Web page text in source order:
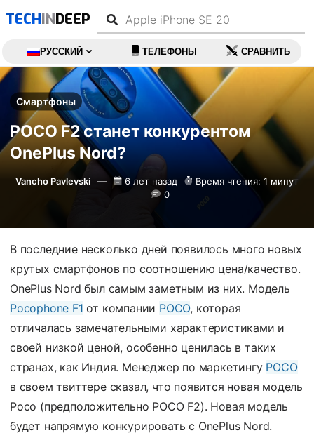
TECHINDEEP
РУССКИЙ ТЕЛЕФОНЫ СРАВНИТЬ
Смартфоны
POCO F2 станет конкурентом
OnePlus Nord?
Vancho Pavlevski 6 лет назад
Время чтения: 1 минут
0
В последние несколько дней появилось много новых
крутых смартфонов по соотношению цена/качество.
OnePlus Nord был самым заметным из них. Модель
Pocophone F1 от компании POCO, которая
отличалась замечательными характеристиками и
своей низкой ценой, особенно ценилась в таких
странах, как Индия. Менеджер по маркетингу POCO
в своем твиттере сказал, что появится новая модель
Poco (предположительно POCO F2). Новая модель
будет напрямую конкурировать с OnePlus Nord.